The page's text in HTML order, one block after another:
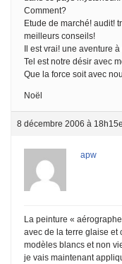
Comment?
Etude de marché! audit!
meilleurs conseils!
Il est vrai! une aventure
Tel est notre désir avec
Que la force soit avec
Noël
8 décembre 2006 à 18h15
apw
La peinture «
avec de la terre glaise et
modèles blancs et non
je vais maintenant